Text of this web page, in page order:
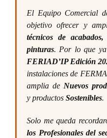
El Equipo Comercial
objetivo ofrecer y
técnicos de
pinturas. Por lo que
FERIAD’IP Edición
instalaciones de
amplia de Nuevos
y productos Sostenibles.
Solo me queda
los Profesionales del